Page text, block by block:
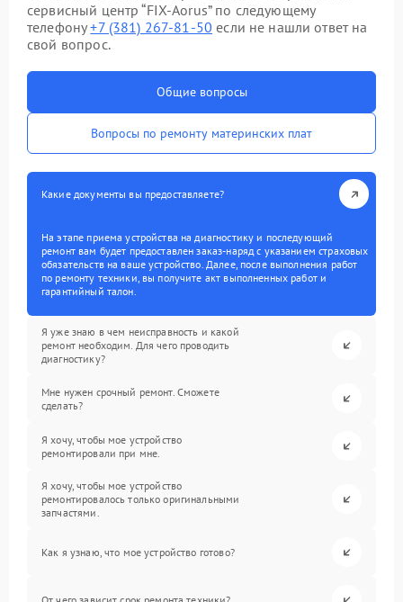
сервисный центр “FIX-Aorus” по следующему
телефону+7 (381) 267-81-50 если не нашли ответ на
свой вопрос.
Общие вопросы
Вопросы по ремонту материнских плат
Какие документы вы предоставляете?
На этапе приема устройства на диагностику и последующий
ремонт вам будет предоставлен заказ-наряд с указанием страховых
обязательств на ваше устройство. Далее, после выполнения работ
по ремонту техники, вы получите акт выполненных работ и
гарантийный талон.
Я уже знаю в чем неисправность и какой
ремонт необходим. Для чего проводить
диагностику?
Мне нужен срочный ремонт. Сможете
сделать?
Я хочу, чтобы мое устройство
ремонтировали при мне.
Я хочу, чтобы мое устройство
ремонтировалось только оригинальными
запчастями.
Как я узнаю, что мое устройство готово?